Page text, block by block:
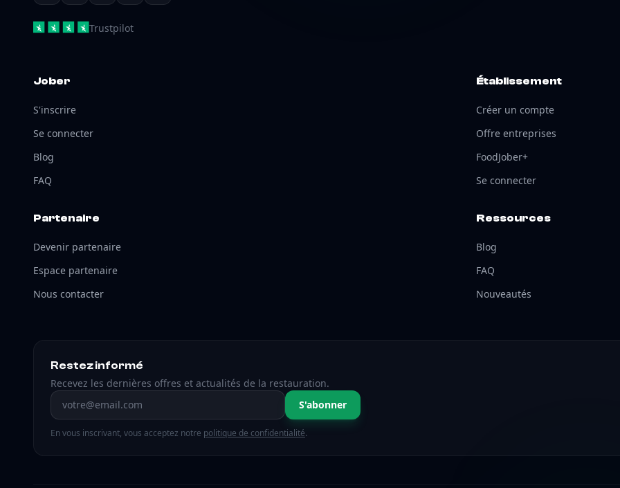
Trustpilot
Jober
S'inscrire
Se connecter
Blog
FAQ
Établissement
Créer un compte
Offre entreprises
FoodJober+
Se connecter
Partenaire
Devenir partenaire
Espace partenaire
Nous contacter
Ressources
Blog
FAQ
Nouveautés
Restez informé
Recevez les dernières offres et actualités de la restauration.
Adresse email S'abonner
En vous inscrivant, vous acceptez notre politique de confidentialité.